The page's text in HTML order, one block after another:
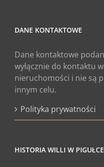
DANE KONTAKTOWE
Dane kontaktowe
wyłącznie do kontaktu
nieruchomości i nie są
innym celu.
Polityka prywatności
HISTORIA WILLI W PIGUŁCE